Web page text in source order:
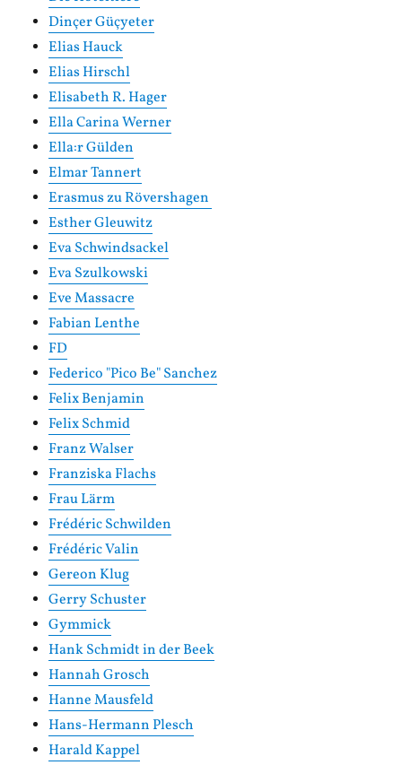
Dinçer Güçyeter
Elias Hauck
Elias Hirschl
Elisabeth R. Hager
Ella Carina Werner
Ella:r Gülden
Elmar Tannert
Erasmus zu Rövershagen
Esther Gleuwitz
Eva Schwindsackel
Eva Szulkowski
Eve Massacre
Fabian Lenthe
FD
Federico "Pico Be" Sanchez
Felix Benjamin
Felix Schmid
Franz Walser
Franziska Flachs
Frau Lärm
Frédéric Schwilden
Frédéric Valin
Gereon Klug
Gerry Schuster
Gymmick
Hank Schmidt in der Beek
Hannah Grosch
Hanne Mausfeld
Hans-Hermann Plesch
Harald Kappel